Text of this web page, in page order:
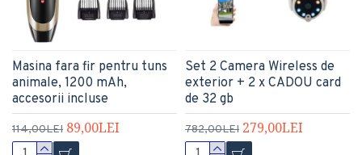
Masina fara fir pentru tuns
animale, 1200 mAh,
accesorii incluse
114,00LEI 89,00LEI
Set 2 Camera Wireless de
exterior + 2 x CADOU card
de 32 gb
782,00LEI 279,00LEI